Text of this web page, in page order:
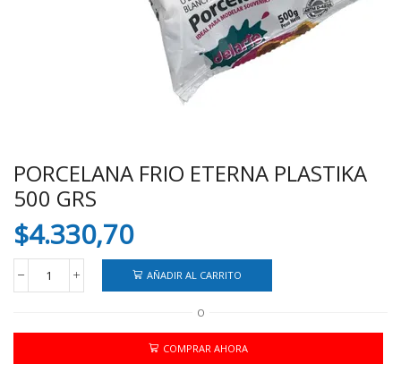
PORCELANA FRIO ETERNA PLASTIKA
500 GRS
$4.330,70
PORCELANA
FRIO
PLASTIKA
GRS
AÑADIR AL CARRITO
O
COMPRAR AHORA